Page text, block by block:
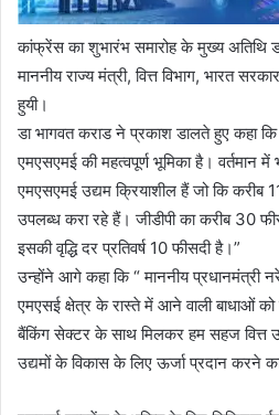
कांफ्रेंस का शुभारंभ समारोह के मुख्य अतिथि
माननीय राज्य मंत्री, वित्त विभाग, भारत
हुयी।
डा भागवत कराड ने प्रकाश डालते हुए कहा कि
एमएसएमई की महत्वपूर्ण भूमिका है। वर्तमान
एमएसएमई उद्यम क्रियाशील हैं जो कि करीब
उपलब्ध करा रहे हैं। जीडीपी का करीब 30
इसकी वृद्धि दर प्रतिवर्ष 10 फीसदी है।”
उन्होंने आगे कहा कि “ माननीय प्रधानमंत्री
एमएसई क्षेत्र के रास्ते में आने वाली बाधाओं
बैंकिंग सेक्टर के साथ मिलकर हम सहज वित्त
उद्यमों के विकास के लिए ऊर्जा प्रदान करने